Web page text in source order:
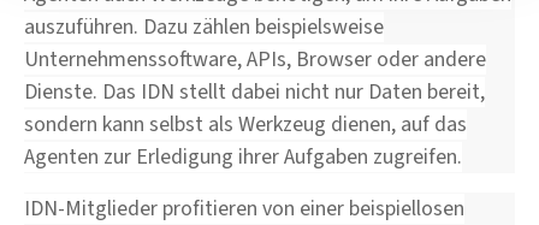
auszuführen. Dazu zählen beispielsweise
Unternehmenssoftware, APIs, Browser oder andere
Dienste. Das IDN stellt dabei nicht nur Daten bereit,
sondern kann selbst als Werkzeug dienen, auf das
Agenten zur Erledigung ihrer Aufgaben zugreifen.
IDN-Mitglieder profitieren von einer beispiellosen